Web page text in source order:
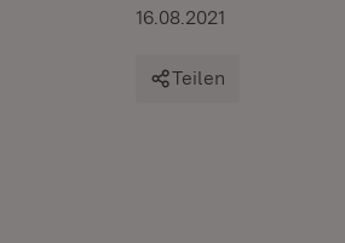
16.08.2021
Teilen